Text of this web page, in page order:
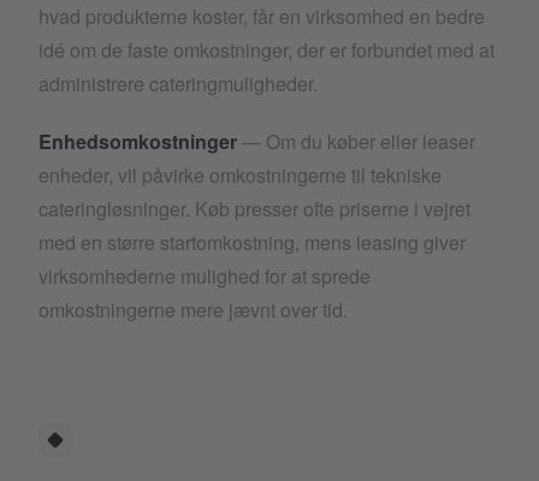
hvad produkterne koster, får en virksomhed en bedre
idé om de faste omkostninger, der er forbundet med at
administrere cateringmuligheder.
Enhedsomkostninger— Om du køber eller leaser
enheder, vil påvirke omkostningerne til tekniske
cateringløsninger. Køb presser ofte priserne i vejret
med en større startomkostning, mens leasing giver
virksomhederne mulighed for at sprede
omkostningerne mere jævnt over tid.